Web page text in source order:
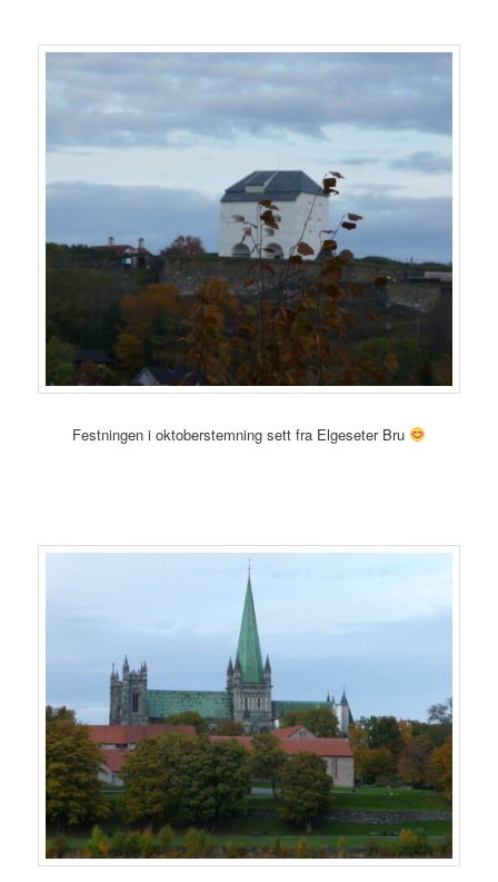
Festningen i oktoberstemning sett fra Elgeseter Bru